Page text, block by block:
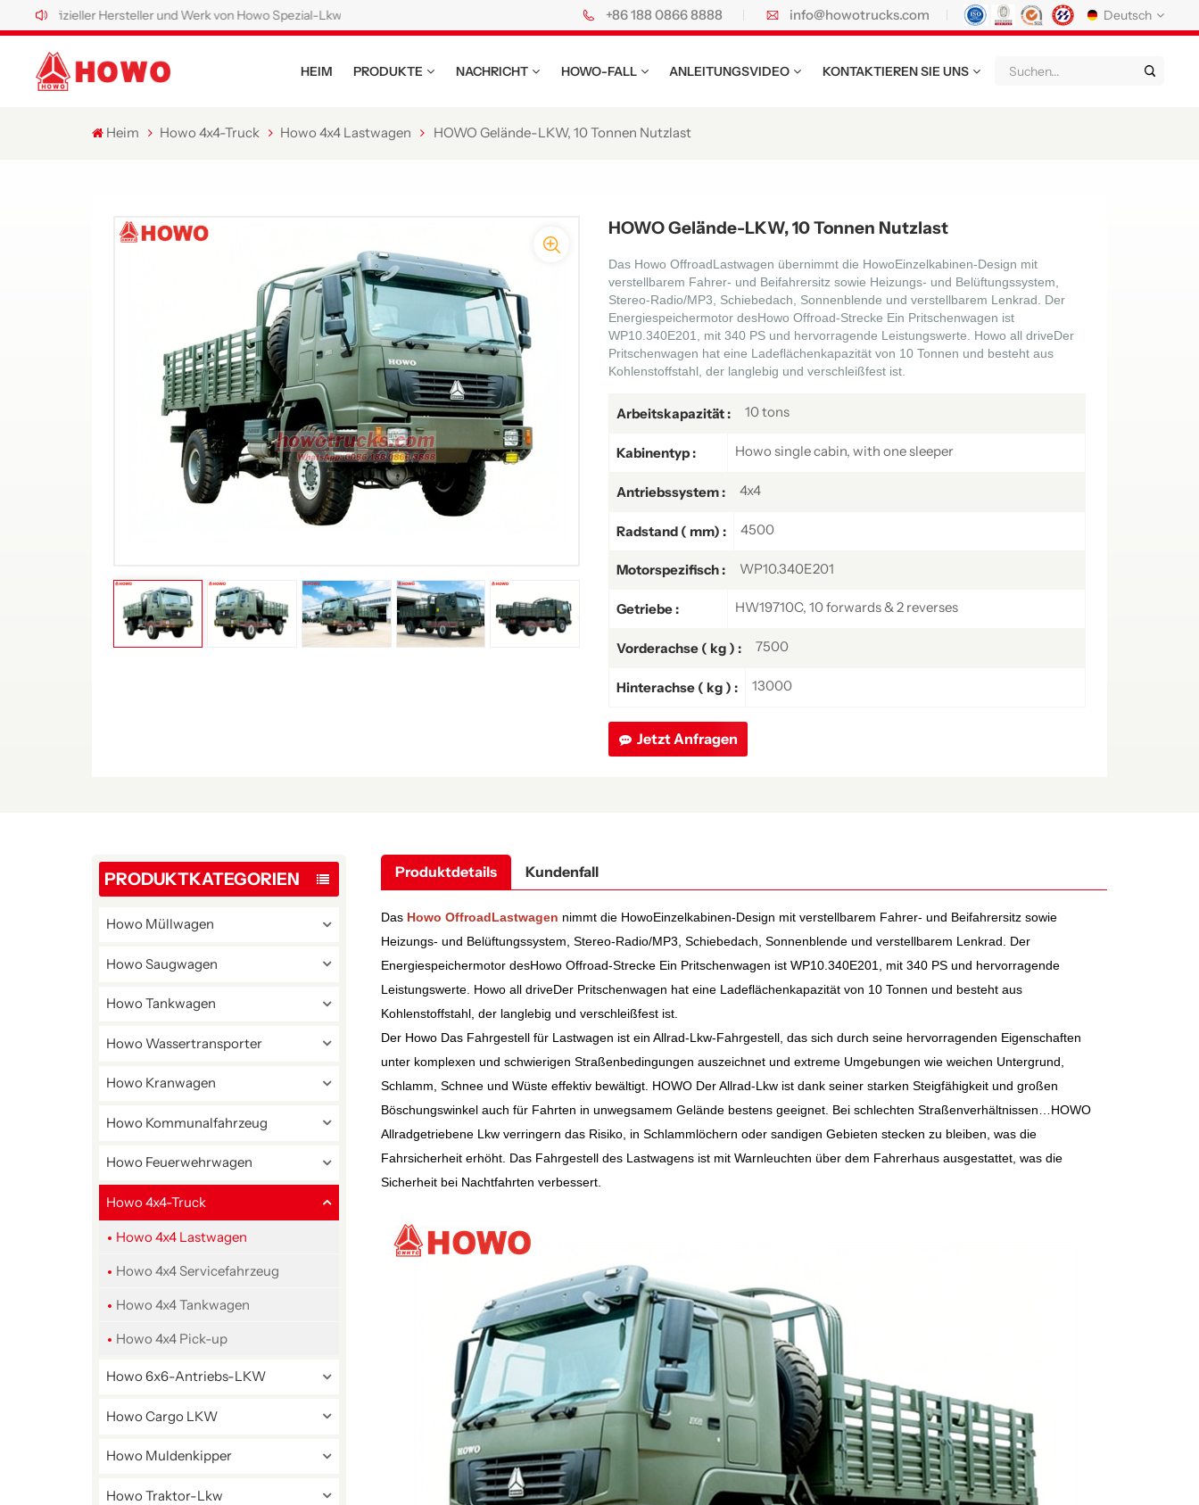
Hersteller und Werk von Howo Spezial-Lkw. +86 188 0866 8888 info@howotrucks.com Deutsch
Tiếng Việt عربي
မြန်မာ Filipino
Türkmenler
Română
HEIM PRODUKTE NACHRICHT HOWO-FALL ANLEITUNGSVIDEO KONTAKTIEREN SIE UNS
Heim Howo 4x4-Truck Howo 4x4 Lastwagen HOWO Gelände-LKW, 10 Tonnen Nutzlast
HOWO Gelände-LKW, 10 Tonnen Nutzlast
Das Howo OffroadLastwagen übernimmt die HowoEinzelkabinen-Design mit
verstellbarem Fahrer- und Beifahrersitz sowie Heizungs- und Belüftungssystem,
Stereo-Radio/MP3, Schiebedach, Sonnenblende und verstellbarem Lenkrad. Der
Energiespeichermotor desHowo Offroad-Strecke Ein Pritschenwagen ist
WP10.340E201
, mit 340 PS und hervorragende Leistungswerte. Howo all driveDer
Pritschenwagen hat eine Ladeflächenkapazität von 10Tonnen und besteht aus
Kohlenstoffstahl, der langlebig und verschleißfest ist.
Arbeitskapazität : 10 tons
Kabinentyp : Howo single cabin, with one sleeper
Antriebssystem : 4x4
Radstand ( mm) : 4500
Motorspezifisch : WP10.340E201
Getriebe : HW19710C, 10 forwards & 2 reverses
Vorderachse ( kg ) : 7500
Hinterachse ( kg ) : 13000
Jetzt Anfragen
PRODUKTKATEGORIEN
Howo Müllwagen
Howo Saugwagen
Howo Tankwagen
Howo Wassertransporter
Howo Kranwagen
Howo Kommunalfahrzeug
Howo Feuerwehrwagen
Howo 4x4-Truck
Howo 4x4 Lastwagen
Howo 4x4 Servicefahrzeug
Howo 4x4 Tankwagen
Howo 4x4 Pick-up
Howo 6x6-Antriebs-LKW
Howo Cargo LKW
Howo Muldenkipper
Howo Traktor-Lkw
Produktdetails Kundenfall
Das Howo OffroadLastwagen nimmt die HowoEinzelkabinen-Design mit verstellbarem Fahrer- und Beifahrersitz sowie
Heizungs- und Belüftungssystem, Stereo-Radio/MP3, Schiebedach, Sonnenblende und verstellbarem Lenkrad. Der
Energiespeichermotor desHowo Offroad-Strecke Ein Pritschenwagen istWP10.340E201 , mit340 PS und hervorragende
Leistungswerte. Howo all driveDer Pritschenwagen hat eine Ladeflächenkapazität von 10 Tonnen und besteht aus
Kohlenstoffstahl, der langlebig und verschleißfest ist.
Der Howo Das Fahrgestell für Lastwagen ist ein Allrad-Lkw-Fahrgestell, das sich durch seine hervorragenden Eigenschaften
unter komplexen und schwierigen Straßenbedingungen auszeichnet und extreme Umgebungen wie weichen Untergrund,
Schlamm, Schnee und Wüste effektiv bewältigt. HOWO Der Allrad-Lkw ist dank seiner starken Steigfähigkeit und großen
Böschungswinkel auch für Fahrten in unwegsamem Gelände bestens geeignet. Bei schlechten Straßenverhältnissen… HOWO
Allradgetriebene Lkw verringern das Risiko, in Schlammlöchern oder sandigen Gebieten stecken zu bleiben, was die
Fahrsicherheit erhöht. Das Fahrgestell des Lastwagens ist mit Warnleuchten über dem Fahrerhaus ausgestattet, was die
Sicherheit bei Nachtfahrten verbessert.